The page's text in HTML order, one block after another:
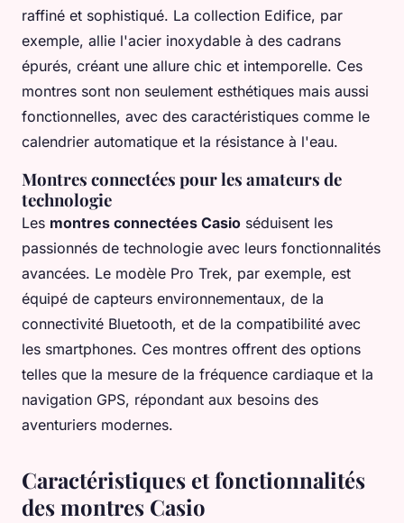
raffiné et sophistiqué. La collection Edifice, par
exemple, allie l'acier inoxydable à des cadrans
épurés, créant une allure chic et intemporelle. Ces
montres sont non seulement esthétiques mais aussi
fonctionnelles, avec des caractéristiques comme le
calendrier automatique et la résistance à l'eau.
Montres connectées pour les amateurs de
technologie
Les montres connectées Casio séduisent les
passionnés de technologie avec leurs fonctionnalités
avancées. Le modèle Pro Trek, par exemple, est
équipé de capteurs environnementaux, de la
connectivité Bluetooth, et de la compatibilité avec
les smartphones. Ces montres offrent des options
telles que la mesure de la fréquence cardiaque et la
navigation GPS, répondant aux besoins des
aventuriers modernes.
Caractéristiques et fonctionnalités
des montres Casio